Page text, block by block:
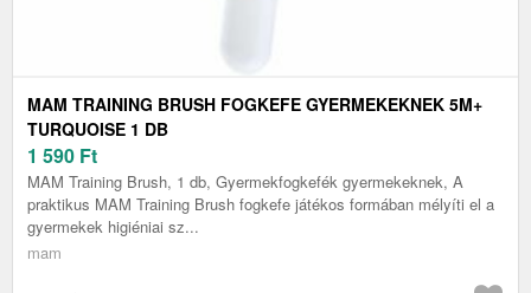
MAM TRAINING BRUSH FOGKEFE GYERMEKEKNEK 5M+
TURQUOISE 1 DB
1 590 Ft
MAM Training Brush, 1 db, Gyermekfogkefék gyermekeknek, A
praktikus MAM Training Brush fogkefe játékos formában mélyíti el a
gyermekek higiéniai sz...
mam